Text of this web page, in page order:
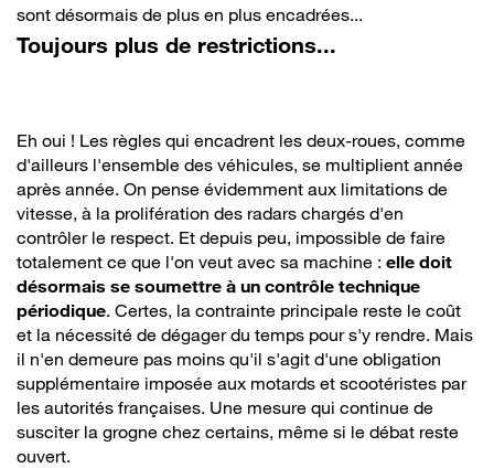
sont désormais de plus en plus encadrées...
Toujours plus de restrictions...
Eh oui ! Les règles qui encadrent les deux-roues, comme
d'ailleurs l'ensemble des véhicules, se multiplient année
après année. On pense évidemment aux limitations de
vitesse, à la prolifération des radars chargés d'en
contrôler le respect. Et depuis peu, impossible de faire
totalement ce que l'on veut avec sa machine : elle doit
désormais se soumettre à un contrôle technique
périodique. Certes, la contrainte principale reste le coût
et la nécessité de dégager du temps pour s'y rendre. Mais
il n'en demeure pas moins qu'il s'agit d'une obligation
supplémentaire imposée aux motards et scootéristes par
les autorités françaises. Une mesure qui continue de
susciter la grogne chez certains, même si le débat reste
ouvert.